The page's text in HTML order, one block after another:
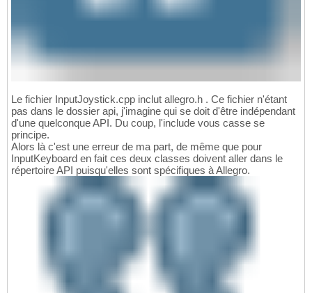
Le fichier InputJoystick.cpp inclut allegro.h . Ce fichier n'étant
pas dans le dossier api, j'imagine qui se doit d'être indépendant
d'une quelconque API. Du coup, l'include vous casse se
principe.
Alors là c'est une erreur de ma part, de même que pour
InputKeyboard en fait ces deux classes doivent aller dans le
répertoire API puisqu'elles sont spécifiques à Allegro.